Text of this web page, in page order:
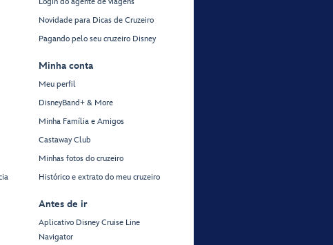
Novidade para Dicas de Cruzeiro
Pagando pelo seu cruzeiro Disney
Minha conta
Meu perfil
DisneyBand+ & More
Minha Família e Amigos
Castaway Club
Minhas fotos do cruzeiro
Histórico e extrato do meu cruzeiro
Antes de ir
Aplicativo Disney Cruise Line
Navigator